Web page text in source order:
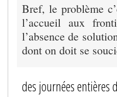
Bref, le problème
l’accueil aux
l’absence de
dont on doit se
des journées entières